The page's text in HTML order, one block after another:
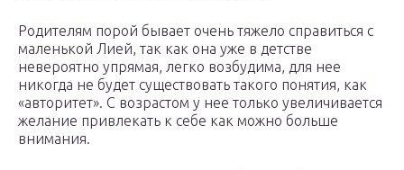
Родителям порой бывает очень тяжело справиться с
маленькой Лией, так как она уже в детстве
невероятно упрямая, легко возбудима, для нее
никогда не будет существовать такого понятия, как
«авторитет». С возрастом у нее только увеличивается
желание привлекать к себе как можно больше
внимания.